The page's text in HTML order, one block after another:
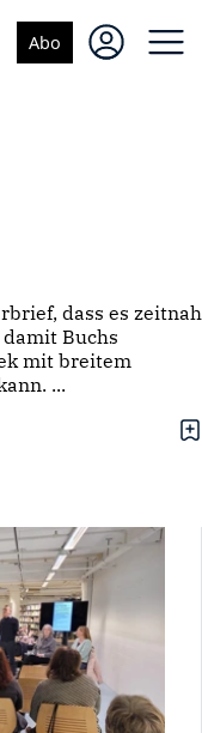
Abo
dass es zeitnah
Buchs
mit breitem
...